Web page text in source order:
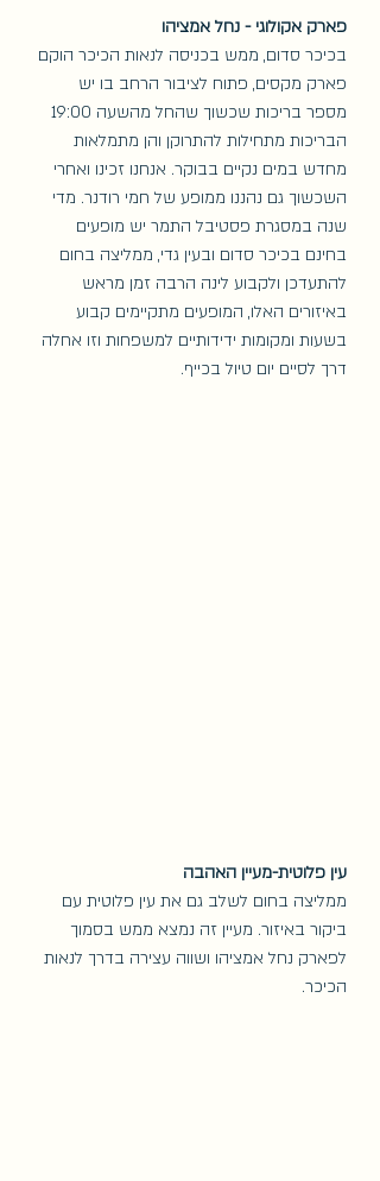
פארק אקולוגי - נחל אמציהו
בכיכר סדום, ממש בכניסה לנאות הכיכר הוקם
פארק מקסים, פתוח לציבור הרחב בו יש
הבריכות מתחילות להתרוקן והן מתמלאות
מחדש במים נקיים בבוקר. אנחנו זכינו ואחרי
השכשוך גם נהננו ממופע של חמי רודנר. מדי
שנה במסגרת פסטיבל התמר יש מופעים
בחינם בכיכר סדום ובעין גדי, ממליצה בחום
להתעדכן ולקבוע לינה הרבה זמן מראש
באיזורים האלו, המופעים מתקיימים קבוע
בשעות ומקומות ידידותיים למשפחות וזו אחלה
דרך לסיים יום טיול בכייף.
עין פלוטית-מעיין האהבה
ממליצה בחום לשלב גם את עין פלוטית עם
ביקור באיזור. מעיין זה נמצא ממש בסמוך
לפארק נחל אמציהו ושווה עצירה בדרך לנאות
הכיכר.